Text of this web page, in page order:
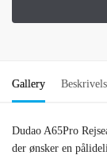
Gallery
Dudao A65Pro
der ønsker en